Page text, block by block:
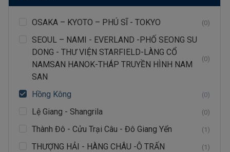
OSAKA – KYOTO – PHÚ SĨ - TOKYO (0)
SEOUL – NAMI - EVERLAND -PHỐ SEONG SU
DONG - THƯ VIỆN STARFIELD-LÀNG CỔ
NAMSAN HANOK-THÁP TRUYỀN HÌNH NAM
SAN
(0)
Hồng Kông (0)
Lệ Giang - Shangrila (0)
Thành Đô - Cửu Trại Câu - Đô Giang Yển (1)
THƯỢNG HẢI - HÀNG CHÂU -Ô TRẤN (1)